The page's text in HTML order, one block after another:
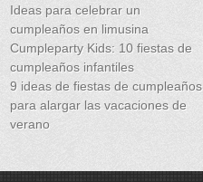
Ideas para celebrar un
cumpleaños en limusina
Cumpleparty Kids: 10 fiestas de
cumpleaños infantiles
9 ideas de fiestas de cumpleaños
para alargar las vacaciones de
verano